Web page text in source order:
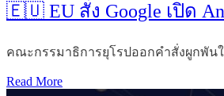
🇪🇺 EU สั่ง Google เปิด
คณะกรรมาธิการยุโรปออกคำสั่งผูกพันใ
Read More